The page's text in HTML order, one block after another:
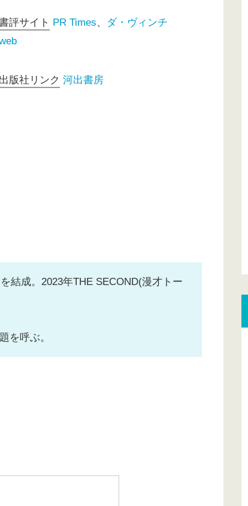
評サイト PR Times、
ダ・ヴィンチ
出版社リンク 河出書房
結成。2023年THE SECOND(漫才トー
を呼ぶ。